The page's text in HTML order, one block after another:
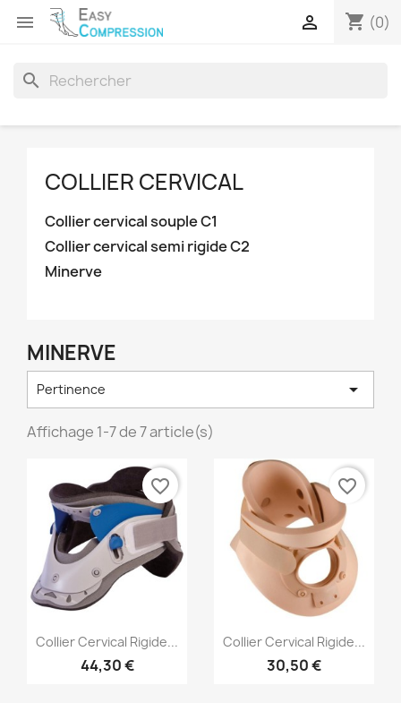
 shopping_cart (0)

search
COLLIER CERVICAL
Collier cervical souple C1
Collier cervical semi rigide C2
Minerve
MINERVE
Pertinence 
Affichage 1-7 de 7 article(s)
Aperçu rapide
Collier Cervical Rigide...
44,30 €
favorite_border
Aperçu rapide
Collier Cervical Rigide...
30,50 €
favorite_border